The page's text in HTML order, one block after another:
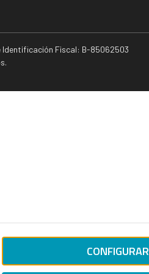
CONFIGURAR
Identificación Fiscal: B-85062503